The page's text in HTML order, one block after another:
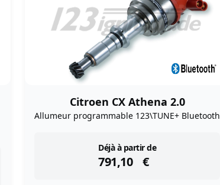
Citroen CX Athena 2.0
Allumeur programmable 123\TUNE+ Bluetooth
Déjà à partir de
791,10 €
instock